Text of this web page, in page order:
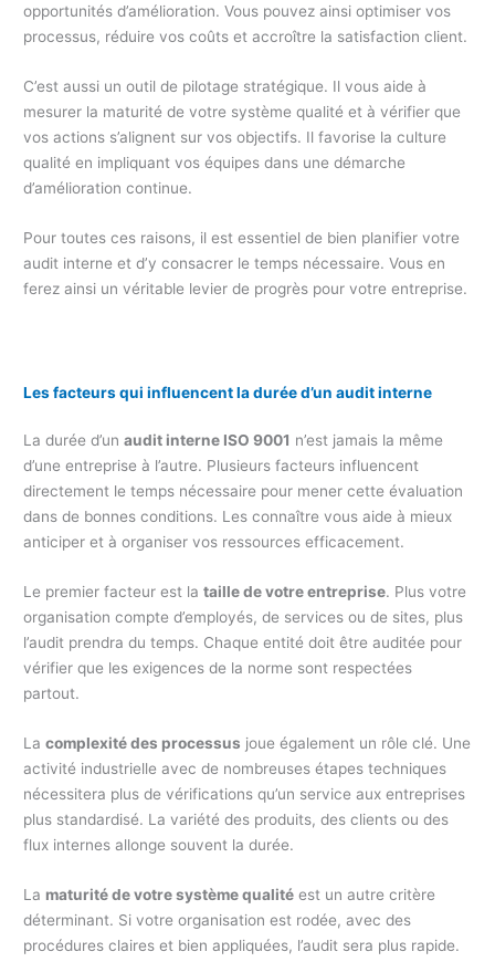
opportunités d’amélioration. Vous pouvez ainsi optimiser vos
processus, réduire vos coûts et accroître la satisfaction client.
C’est aussi un outil de pilotage stratégique. Il vous aide à
mesurer la maturité de votre système qualité et à vérifier que
vos actions s’alignent sur vos objectifs. Il favorise la culture
qualité en impliquant vos équipes dans une démarche
d’amélioration continue.
Pour toutes ces raisons, il est essentiel de bien planifier votre
audit interne et d’y consacrer le temps nécessaire. Vous en
ferez ainsi un véritable levier de progrès pour votre entreprise.
Les facteurs qui influencent la durée d’un audit interne
La durée d’unaudit interne ISO 9001 n’est jamais la même
d’une entreprise à l’autre. Plusieurs facteurs influencent
directement le temps nécessaire pour mener cette évaluation
dans de bonnes conditions. Les connaître vous aide à mieux
anticiper et à organiser vos ressources efficacement.
Le premier facteur est lataille de votre entreprise. Plus votre
organisation compte d’employés, de services ou de sites, plus
l’audit prendra du temps. Chaque entité doit être auditée pour
vérifier que les exigences de la norme sont respectées
partout.
Lacomplexité des processus joue également un rôle clé. Une
activité industrielle avec de nombreuses étapes techniques
nécessitera plus de vérifications qu’un service aux entreprises
plus standardisé. La variété des produits, des clients ou des
flux internes allonge souvent la durée.
La maturité de votre système qualité est un autre critère
déterminant. Si votre organisation est rodée, avec des
procédures claires et bien appliquées, l’audit sera plus rapide.